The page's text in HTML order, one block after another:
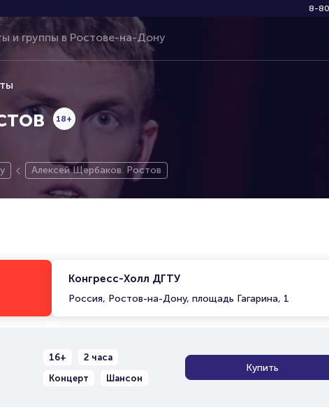
8-
18+
Алексей Щербаков. Ростов
Конгресс-Холл ДГТУ
Россия, Ростов-на-Дону, площадь Гагарина, 1
16+
2 часа
Концерт
Шансон
Купить